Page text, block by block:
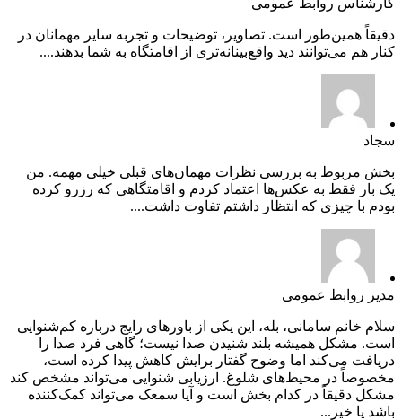
کارشناس روابط عمومی
دقیقاً همین‌طور است. تصاویر، توضیحات و تجربه سایر مهمانان در
کنار هم می‌توانند دید واقع‌بینانه‌تری از اقامتگاه به شما بدهند....
سجاد
بخش مربوط به بررسی نظرات مهمان‌های قبلی خیلی مهمه. من
یک بار فقط به عکس‌ها اعتماد کردم و اقامتگاهی که رزرو کرده
بودم با چیزی که انتظار داشتم تفاوت داشت....
مدیر روابط عمومی
سلام خانم سامانی، بله، این یکی از باورهای رایج درباره کم‌شنوایی
است. مشکل همیشه بلند شنیدن صدا نیست؛ گاهی فرد صدا را
دریافت می‌کند اما وضوح گفتار برایش کاهش پیدا کرده است،
مخصوصاً در محیط‌های شلوغ. ارزیابی شنوایی می‌تواند مشخص کند
مشکل دقیقاً در کدام بخش است و آیا سمعک می‌تواند کمک‌کننده
باشد یا خیر...